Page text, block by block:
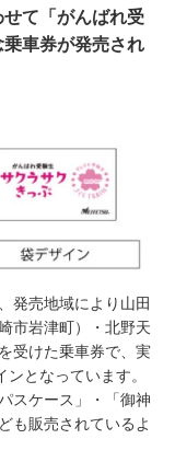
て「がんばれ受
車券が発売され
発売地域により山田
市岩津町）・北野天
受けた乗車券で、実
となっています。
スケース」・「御神
も販売されているよ